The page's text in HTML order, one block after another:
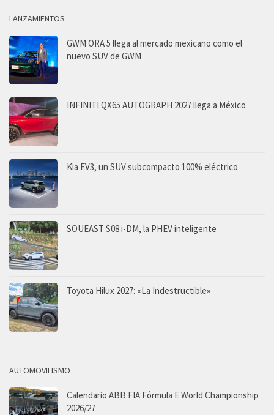
LANZAMIENTOS
GWM ORA 5 llega al mercado mexicano como el
nuevo SUV de GWM
INFINITI QX65 AUTOGRAPH 2027 llega a México
Kia EV3, un SUV subcompacto 100% eléctrico
SOUEAST S08 i-DM, la PHEV inteligente
Toyota Hilux 2027: «La Indestructible»
AUTOMOVILISMO
Calendario ABB FIA Fórmula E World Championship
2026/27